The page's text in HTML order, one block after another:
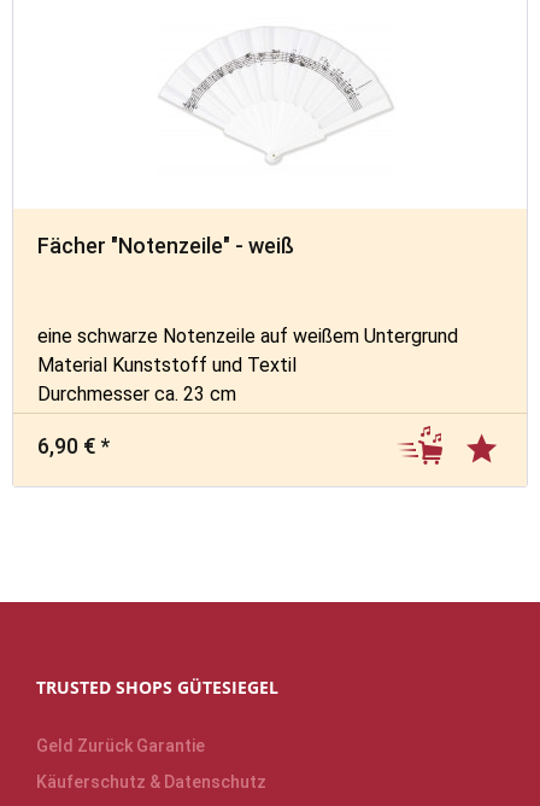
Fächer "Notenzeile" - weiß
eine schwarze Notenzeile auf weißem Untergrund
Material Kunststoff und Textil
Durchmesser ca. 23 cm
6,90 € *
TRUSTED SHOPS GÜTESIEGEL
Geld Zurück Garantie
Käuferschutz & Datenschutz